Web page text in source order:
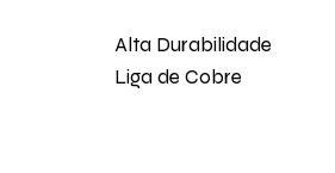
Alta Durabilidade
Liga de Cobre